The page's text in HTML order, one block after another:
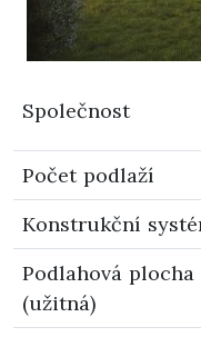
Společnost
Počet podlaží
Konstrukční
Podlahová plocha
(užitná)